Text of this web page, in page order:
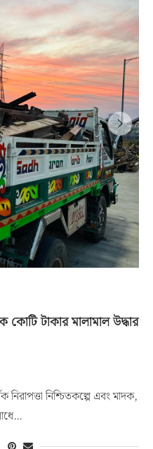
কোটি টাকার মালামাল উদ্ধার
নিরাপত্তা নিশ্চিতকল্পে এবং মাদক,